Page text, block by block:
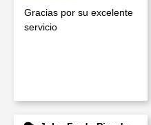
Valorado en5 de 5
Gracias por su excelente
servicio